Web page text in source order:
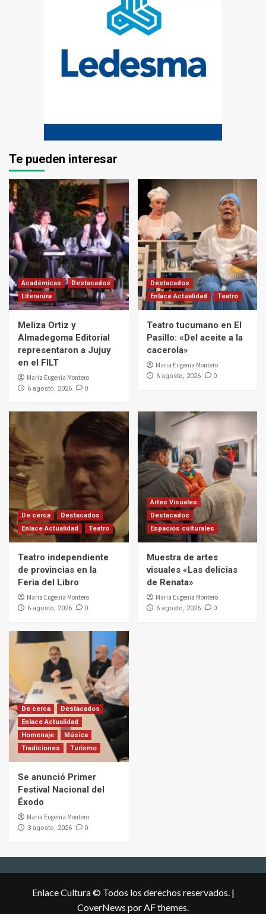
Te pueden interesar
Académicas
Destacados
Literarura
Meliza Ortiz y
Almadegoma Editorial
representaron a Jujuy
en el FILT
Maria Eugenia Montero
6 agosto, 2026 0
Destacados
Enlace Actualidad
Teatro
Teatro tucumano en El
Pasillo: «Del aceite a la
cacerola»
Maria Eugenia Montero
6 agosto, 2026 0
De cerca
Destacados
Enlace Actualidad
Teatro
Teatro independiente
de provincias en la
Feria del Libro
Maria Eugenia Montero
6 agosto, 2026 0
Artes Visuales
Destacados
Espacios culturales
Muestra de artes
visuales «Las delicias
de Renata»
Maria Eugenia Montero
6 agosto, 2026 0
De cerca
Destacados
Enlace Actualidad
Homenaje
Música
Tradiciones
Turismo
Se anunció Primer
Festival Nacional del
Éxodo
Maria Eugenia Montero
3 agosto, 2026 0
Enlace Cultura © Todos los derechos reservados. |
CoverNews por AF themes.